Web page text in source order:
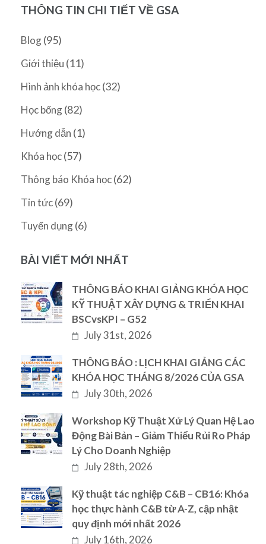
THÔNG TIN CHI TIẾT VỀ GSA
Blog(95)
Giới thiệu (11)
Hình ảnh khóa học(32)
Học bổng(82)
Hướng dẫn (1)
Khóa học(57)
Thông báo Khóa học(62)
Tin tức(69)
Tuyển dụng(6)
BÀI VIẾT MỚI NHẤT
THÔNG BÁO KHAI GIẢNG KHÓA HỌC
KỸ THUẬT XÂY DỰNG & TRIỂN KHAI
BSCvsKPI – G52
July 31st, 2026
THÔNG BÁO : LỊCH KHAI GIẢNG CÁC
KHÓA HỌC THÁNG 8/2026 CỦA GSA
July 30th, 2026
Workshop Kỹ Thuật Xử Lý Quan Hệ Lao
Động Bài Bản – Giảm Thiểu Rủi Ro Pháp
Lý Cho Doanh Nghiệp
July 28th, 2026
Kỹ thuật tác nghiệp C&B – CB16: Khóa
học thực hành C&B từ A-Z, cập nhật
quy định mới nhất 2026
July 16th, 2026